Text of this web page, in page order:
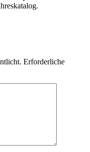
Erforderliche